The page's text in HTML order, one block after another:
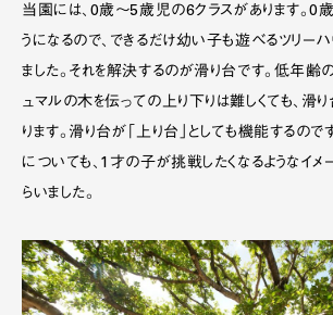
当園には、0歳〜5歳児の6クラスがあります。0
うになるので、できるだけ幼い子も遊べるツリー
ました。それを解決するのが滑り台です。低年齢
ュマルの木を伝っての上り下りは難しくても、滑
ります。滑り台が「上り台」としても機能するので
についても、1才の子が挑戦したくなるようなイメ
らいました。